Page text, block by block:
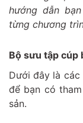
hướng dẫn
từng chương
Bộ sưu tập cúp
Dưới đây là
để bạn có
sản.